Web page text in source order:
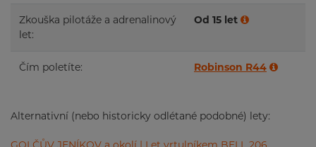
Zkouška pilotáže a adrenalinový
let:
Od 15 let
Čím poletíte: Robinson R44
Alternativní (nebo historicky odlétané podobné) lety: